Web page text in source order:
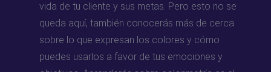
vida de tu cliente y sus metas. Pero esto no se
queda aquí, también conocerás más de cerca
sobre lo que expresan los colores y cómo
puedes usarlos a favor de tus emociones y